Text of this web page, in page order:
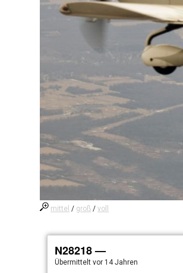
mittel / groß /voll
N28218 —
Übermitteltvor 14 Jahren